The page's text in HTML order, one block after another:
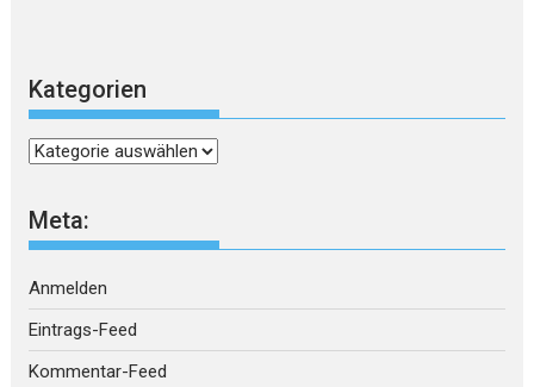
Kategorien
Kategorien
Meta:
Anmelden
Eintrags-Feed
Kommentar-Feed